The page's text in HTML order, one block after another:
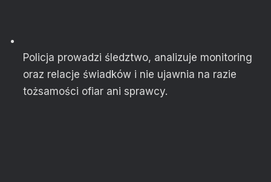
Policja prowadzi śledztwo, analizuje monitoring
oraz relacje świadków i nie ujawnia na razie
tożsamości ofiar ani sprawcy.